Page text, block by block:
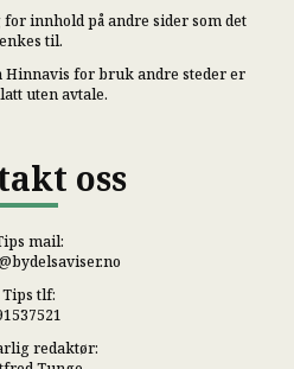
innhold på andre sider som det
til.
for bruk andre steder er
uten avtale.
oss
mail:
Tips tlf:
redaktør: